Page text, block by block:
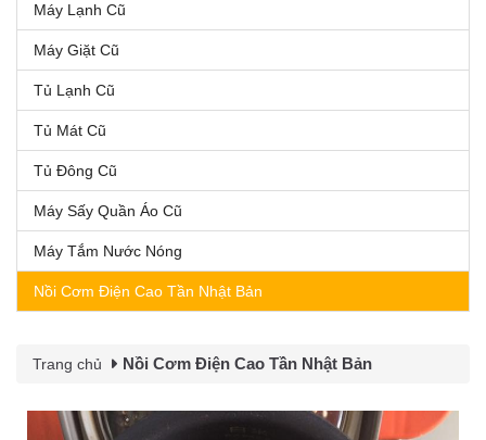
Máy Lạnh Cũ
Máy Giặt Cũ
Tủ Lạnh Cũ
Tủ Mát Cũ
Tủ Đông Cũ
Máy Sấy Quần Áo Cũ
Máy Tắm Nước Nóng
Nồi Cơm Điện Cao Tần Nhật Bản
Trang chủ Nồi Cơm Điện Cao Tần Nhật Bản